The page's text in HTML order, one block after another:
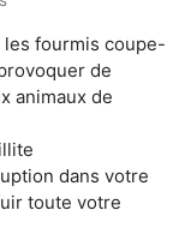
les fourmis coupe-
de
animaux de
dans votre
toute votre